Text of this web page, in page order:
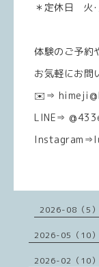
＊定休日 火･
体験のご予約
お気軽にお問
✉️⇒
LINE⇒
2026-08（5）
2026-05（10）
2026-02（10）